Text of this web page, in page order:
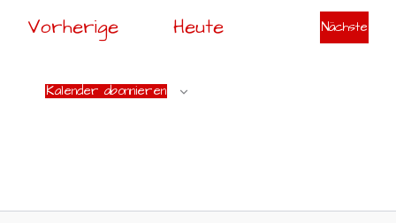
VorherigeVeranstaltungen
Heute Nächste
Kalender abonnieren